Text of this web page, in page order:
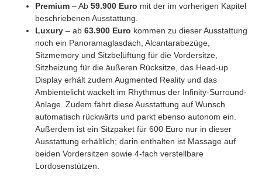
Premium – Ab 59.900 Euro mit der im vorherigen Kapitel
beschriebenen Ausstattung.
Luxury – ab 63.900 Euro kommen zu dieser Ausstattung
noch ein Panoramaglasdach, Alcantarabezüge,
Sitzmemory und Sitzbelüftung für die Vordersitze,
Sitzheizung für die äußeren Rücksitze, das Head-up
Display erhält zudem Augmented Reality und das
Ambientelicht wackelt im Rhythmus der Infinity-Surround-
Anlage. Zudem fährt diese Ausstattung auf Wunsch
automatisch rückwärts und parkt ebenso autonom ein.
Außerdem ist ein Sitzpaket für 600 Euro nur in dieser
Ausstattung erhältlich; darin enthalten ist Massage auf
beiden Vordersitzen sowie 4-fach verstellbare
Lordosenstützen.